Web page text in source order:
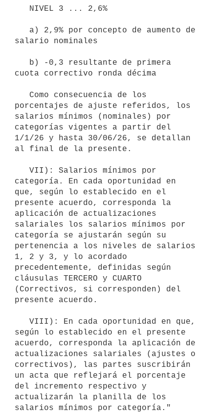
salario nominales
cuota correctivo ronda décima
porcentajes de ajuste referidos, los
salarios mínimos (nominales) por
categorías vigentes a partir del
1/1/26 y hasta 30/06/26, se detallan
al final de la presente.
categoría. En cada oportunidad en
que, según lo establecido en el
presente acuerdo, corresponda la
aplicación de actualizaciones
salariales los salarios mínimos por
categoría se ajustarán según su
pertenencia a los niveles de salarios
1, 2 y 3, y lo acordado
precedentemente, definidas según
cláusulas TERCERO y CUARTO
(Correctivos, si corresponden) del
presente acuerdo.
según lo establecido en el presente
acuerdo, corresponda la aplicación de
actualizaciones salariales (ajustes o
correctivos), las partes suscribirán
un acta que reflejará el porcentaje
del incremento respectivo y
actualizarán la planilla de los
salarios mínimos por categoría."